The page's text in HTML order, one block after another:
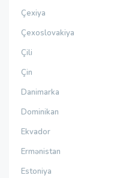
Çexiya
Çexoslovakiya
Çili
Çin
Danimarka
Dominikan
Ekvador
Ermənistan
Estoniya